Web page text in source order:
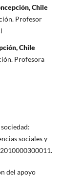
Chile
Profesor
Chile
Profesora
sociales y
del apoyo